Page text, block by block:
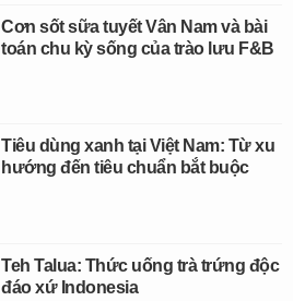
Cơn sốt sữa tuyết Vân Nam và bài
toán chu kỳ sống của trào lưu F&B
Tiêu dùng xanh tại Việt Nam: Từ xu
hướng đến tiêu chuẩn bắt buộc
Teh Talua: Thức uống trà trứng độc
đáo xứ Indonesia